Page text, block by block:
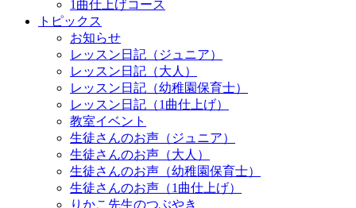
1曲仕上げコース
トピックス
お知らせ
レッスン日記（ジュニア）
レッスン日記（大人）
レッスン日記（幼稚園保育士）
レッスン日記（1曲仕上げ）
教室イベント
生徒さんのお声（ジュニア）
生徒さんのお声（大人）
生徒さんのお声（幼稚園保育士）
生徒さんのお声（1曲仕上げ）
りかこ先生のつぶやき